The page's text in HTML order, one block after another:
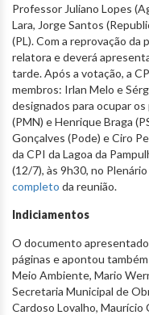
Professor Juliano Lopes
Lara, Jorge Santos
(PL). Com a reprovação da
relatora e deverá
tarde. Após a votação, a
membros: Irlan Melo e
designados para ocupar
(PMN) e Henrique Braga
Gonçalves (Pode) e Ciro
da CPI da Lagoa da
(12/7), às 9h30, no
completo da reunião.
Indiciamentos
O documento
páginas e apontou
Meio Ambiente, Mario
Secretaria Municipal de
Cardoso Lovalho, Maurício